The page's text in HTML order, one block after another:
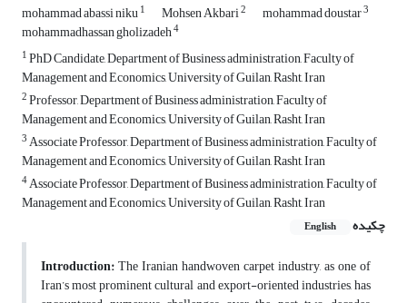
mohammad abassi niku1 Mohsen Akbari2 mohammad doustar3
mohammadhassan gholizadeh4
1PhD Candidate, Department of Business administration, Faculty of
Management and Economics, University of Guilan, Rasht, Iran
2Professor, Department of Business administration, Faculty of
Management and Economics, University of Guilan, Rasht, Iran
3Associate Professor, Department of Business administration, Faculty of
Management and Economics, University of Guilan, Rasht, Iran
4Associate Professor, Department of Business administration, Faculty of
Management and Economics, University of Guilan, Rasht, Iran
چکیده
English
Introduction:The Iranian handwoven carpet industry, as one of
Iran’s most prominent cultural and export-oriented industries, has